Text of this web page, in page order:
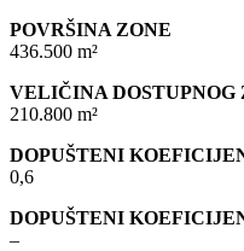
POVRŠINA ZONE
436.500 m²
VELIČINA DOSTUPNOG
210.800 m²
DOPUŠTENI
0,6
DOPUŠTENI
–